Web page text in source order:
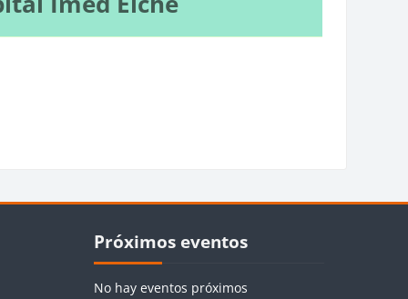
Bloques
Próximos eventos
No hay eventos próximos